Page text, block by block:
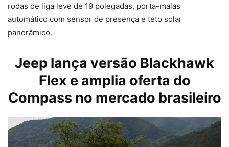
rodas de liga leve de 19 polegadas, porta-malas
automático com sensor de presença e teto solar
panorâmico.
Jeep lança versão Blackhawk
Flex e amplia oferta do
Compass no mercado brasileiro